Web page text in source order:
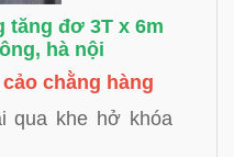
tăng đơ 3T x 6m
hà nội
chằng hàng
qua khe hở khóa